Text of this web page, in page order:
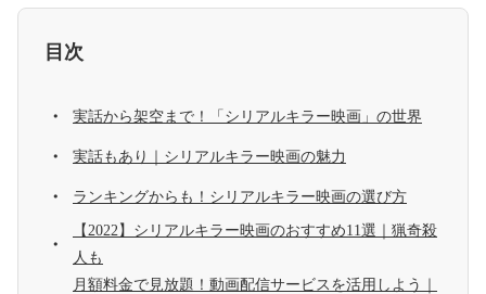
目次
実話から架空まで！「シリアルキラー映画」の世界
実話もあり｜シリアルキラー映画の魅力
ランキングからも！シリアルキラー映画の選び方
【2022】シリアルキラー映画のおすすめ11選｜猟奇殺
人も
月額料金で見放題！動画配信サービスを活用しよう｜